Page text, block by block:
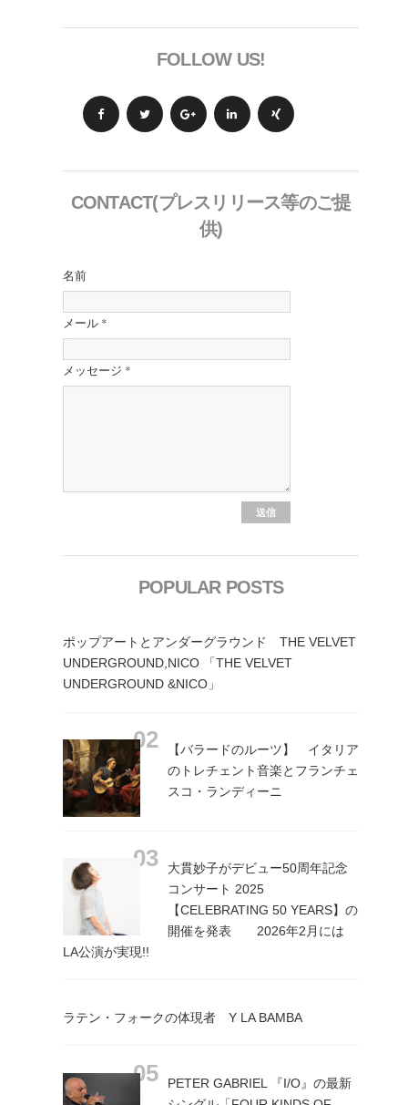
FOLLOW US!
CONTACT(プレスリリース等のご提
供)
名前
メール *
メッセージ *
POPULAR POSTS
ポップアートとアンダーグラウンド THE VELVET
UNDERGROUND,NICO 「THE VELVET
UNDERGROUND &NICO」
【バラードのルーツ】 イタリア
のトレチェント音楽とフランチェ
スコ・ランディーニ
大貫妙子がデビュー50周年記念
コンサート 2025
【CELEBRATING 50 YEARS】の
開催を発表 2026年2月には
LA公演が実現!!
ラテン・フォークの体現者 Y LA BAMBA
PETER GABRIEL 『I/O』の最新